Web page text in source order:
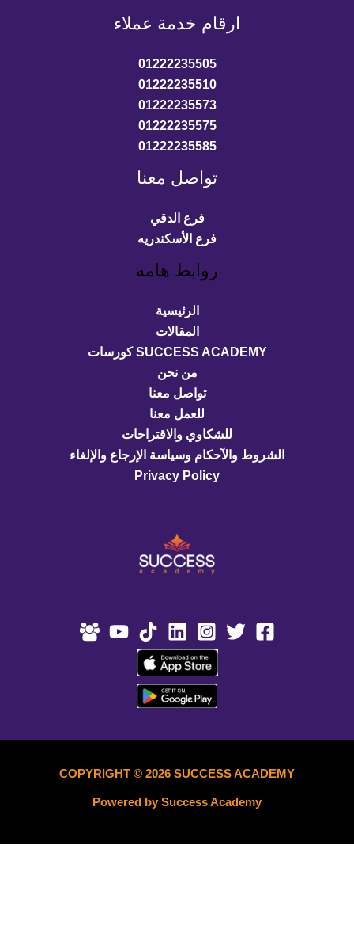
ارقام خدمة عملاء
01222235505
01222235510
01222235573
01222235575
01222235585
تواصل معنا
فرع الدقي
فرع الأسكندريه
روابط هامه
SUCCESS ACADEMY كورسات
تواصل معنا
للعمل معنا
للشكاوي والاقتراحات
الشروط والآحكام وسياسة الإرجاع والإلغاء
Privacy Policy
COPYRIGHT © 2026 SUCCESS ACADEMY
Powered by Success Academy